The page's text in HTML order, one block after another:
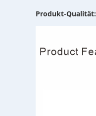
Produkt-Qualität: